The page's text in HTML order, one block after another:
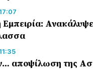
αποψίλωση της